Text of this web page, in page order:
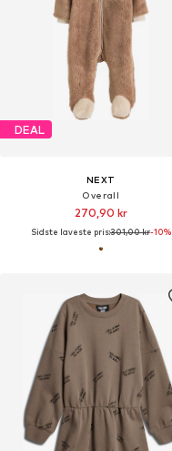
DEAL
NEXT
Overall
270,90 kr
Sidste laveste pris:301,00 kr-10%